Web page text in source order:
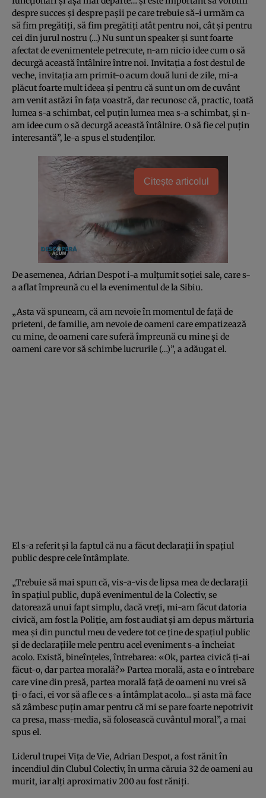
despre succes şi despre paşii pe care trebuie să-i urmăm ca
să fim pregătiţi, să fim pregătiţi atât pentru noi, cât şi pentru
cei din jurul nostru (…) Nu sunt un speaker şi sunt foarte
afectat de evenimentele petrecute, n-am nicio idee cum o să
decurgă această întâlnire între noi. Invitaţia a fost destul de
veche, invitaţia am primit-o acum două luni de zile, mi-a
plăcut foarte mult ideea şi pentru că sunt un om de cuvânt
am venit astăzi în faţa voastră, dar recunosc că, practic, toată
lumea s-a schimbat, cel puţin lumea mea s-a schimbat, şi n-
am idee cum o să decurgă această întâlnire. O să fie cel puţin
interesantă”, le-a spus el studenţilor.
Citește articolul
De asemenea, Adrian Despot i-a mulţumit soţiei sale, care s-
a aflat împreună cu el la evenimentul de la Sibiu.
„Asta vă spuneam, că am nevoie în momentul de faţă de
prieteni, de familie, am nevoie de oameni care empatizează
cu mine, de oameni care suferă împreună cu mine şi de
oameni care vor să schimbe lucrurile (…)”, a adăugat el.
El s-a referit şi la faptul că nu a făcut declaraţii în spaţiul
public despre cele întâmplate.
„Trebuie să mai spun că, vis-a-vis de lipsa mea de declaraţii
în spaţiul public, după evenimentul de la Colectiv, se
datorează unui fapt simplu, dacă vreţi, mi-am făcut datoria
civică, am fost la Poliţie, am fost audiat şi am depus mărturia
mea şi din punctul meu de vedere tot ce ţine de spaţiul public
şi de declaraţiile mele pentru acel eveniment s-a încheiat
acolo. Există, bineînţeles, întrebarea: «Ok, partea civică ţi-ai
făcut-o, dar partea morală?» Partea morală, asta e o întrebare
care vine din presă, partea morală faţă de oameni nu vrei să
ţi-o faci, ei vor să afle ce s-a întâmplat acolo… şi asta mă face
să zâmbesc puţin amar pentru că mi se pare foarte nepotrivit
ca presa, mass-media, să folosească cuvântul moral”, a mai
spus el.
Liderul trupei Viţa de Vie, Adrian Despot, a fost rănit în
incendiul din Clubul Colectiv, în urma căruia 32 de oameni au
murit, iar alţi aproximativ 200 au fost răniţi.